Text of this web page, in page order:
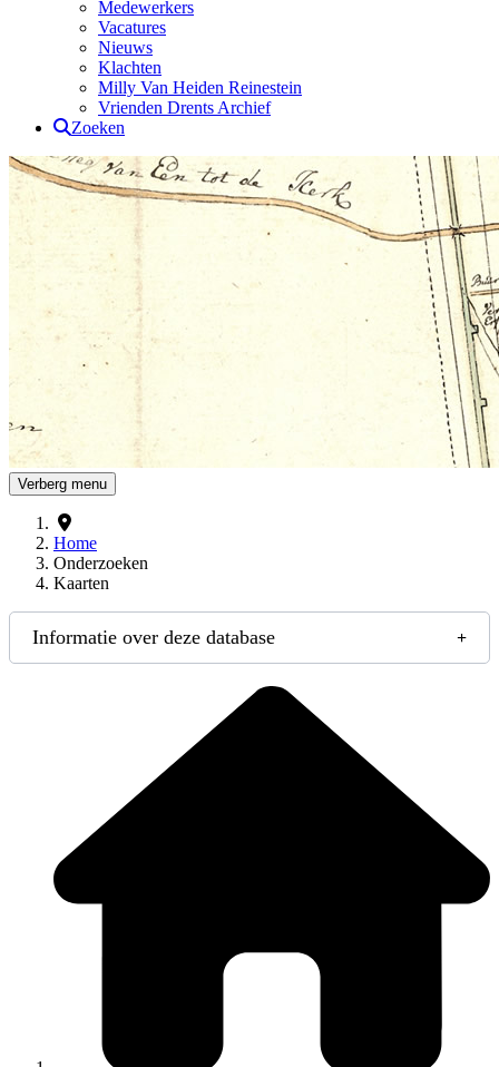
Medewerkers
Vacatures
Nieuws
Klachten
Milly Van Heiden Reinestein
Vrienden Drents Archief
Zoeken
Drents Archief
Verberg menu
Home
Onderzoeken
Kaarten
Informatie over deze database